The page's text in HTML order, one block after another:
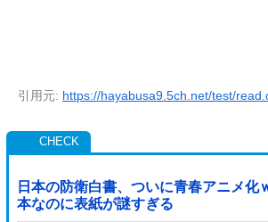
引用元: https://hayabusa9.5ch.net/test/
日本の防衛白書、ついに青春アニメ化
本なのに表紙が謎すぎる